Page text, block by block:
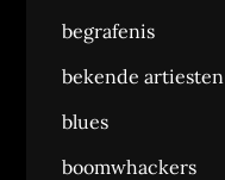
begrafenis
bekende artiesten
blues
boomwhackers